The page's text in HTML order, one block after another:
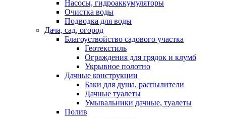
Насосы, гидроаккумуляторы
Очистка воды
Подводка для воды
Дача, сад, огород
Благоуствойство садового участка
Геотекстиль
Ограждения для грядок и клумб
Укрывное полотно
Дачные конструкции
Баки для душа, распылители
Дачные туалеты
Умывальники дачные, туалеты
Полив